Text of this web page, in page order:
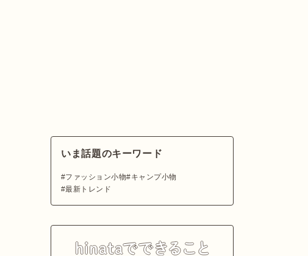
いま話題のキーワード
ファッション小物
キャンプ小物
最新トレンド